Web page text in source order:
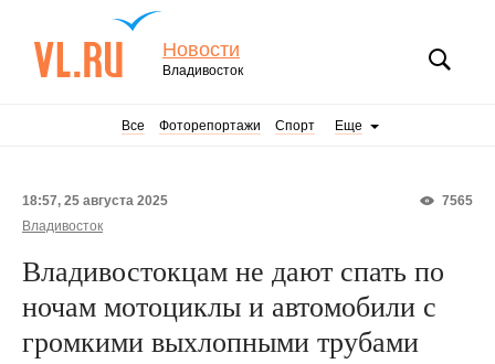
Новости
Владивосток
Все Фоторепортажи Спорт Еще
7565
18:57, 25 августа 2025
Владивосток
Владивостокцам не дают спать по
ночам мотоциклы и автомобили с
громкими выхлопными трубами